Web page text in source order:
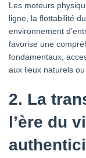
Les moteurs
ligne, la flottabilité
environnement
favorise une
fondamentaux,
aux lieux naturels ou
2. La
l’ère du